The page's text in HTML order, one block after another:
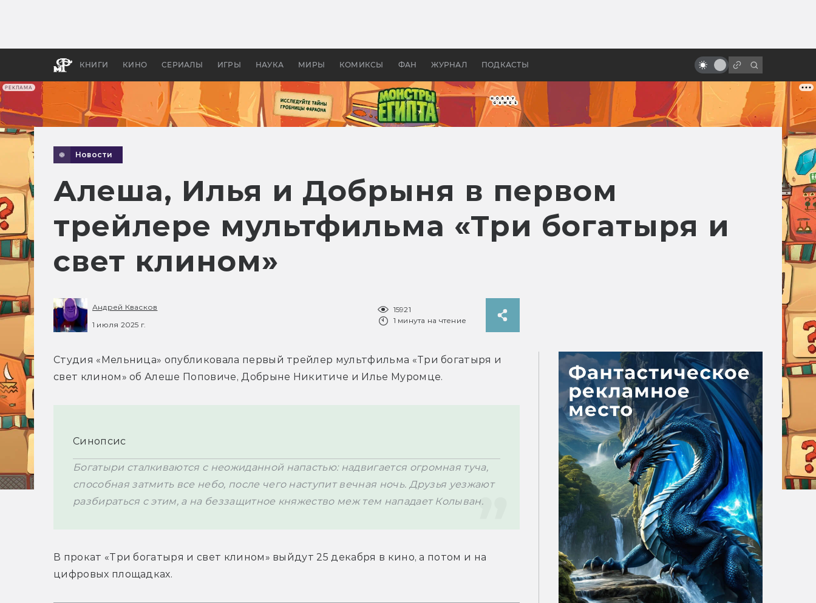
РЕКЛАМА
КНИГИ КИНО СЕРИАЛЫ ИГРЫ НАУКА МИРЫ КОМИКСЫ ФАН ЖУРНАЛ ПОДКАСТЫ
бы «Властелина колец»
Древней Грецией
настоящему
Новости
Алеша, Илья и Добрыня в первом
трейлере мультфильма «Три богатыря и
свет клином»
Андрей Квасков
1 июля 2025 г.
15921
1 минута на чтение
Студия «Мельница» опубликовала первый трейлер мультфильма «Три богатыря и
свет клином» об Алеше Поповиче, Добрыне Никитиче и Илье Муромце.
Синопсис
Богатыри сталкиваются с неожиданной напастью: надвигается огромная туча,
способная затмить все небо, после чего наступит вечная ночь. Друзья уезжают
разбираться с этим, а на беззащитное княжество меж тем нападает Колыван.
В прокат «Три богатыря и свет клином» выйдут 25 декабря в кино, а потом и на
цифровых площадках.